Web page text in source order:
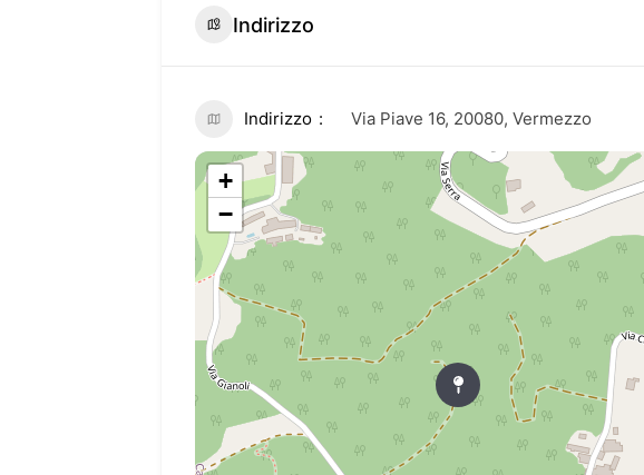
Indirizzo
Indirizzo Via Piave 16, 20080, Vermezzo
+
−